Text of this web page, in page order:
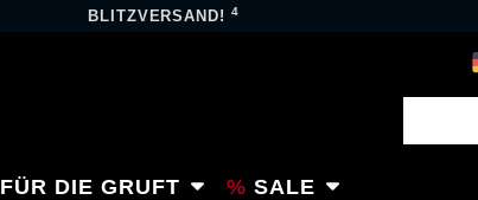
BLITZVERSAND!4
FÜR DIE GRUFT SALE